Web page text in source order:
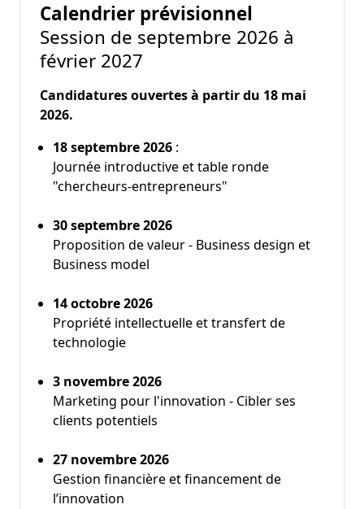
Calendrier prévisionnel
Session de septembre 2026 à
février 2027
Candidatures ouvertes à partir du 18 mai
2026.
18 septembre 2026 :
Journée introductive et table ronde
"chercheurs-entrepreneurs"
30 septembre 2026
Proposition de valeur - Business design et
Business model
14 octobre 2026
Propriété intellectuelle et transfert de
technologie
3 novembre 2026
Marketing pour l'innovation - Cibler ses
clients potentiels
27 novembre 2026
Gestion financière et financement de
l’innovation